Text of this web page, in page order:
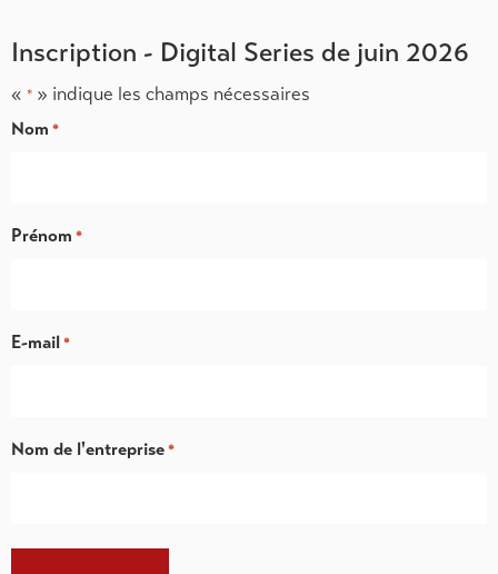
Inscription - Digital Series de juin 2026
« * » indique les champs nécessaires
Nom *
Prénom *
E-mail*
Nom de l'entreprise*